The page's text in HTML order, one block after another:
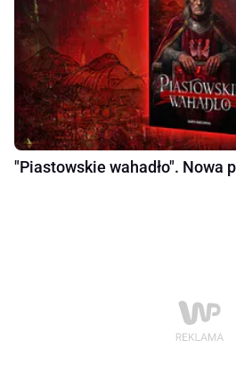
"Piastowskie wahadło". Nowa